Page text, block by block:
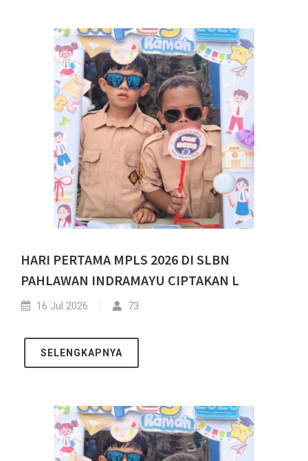
HARI PERTAMA MPLS 2026 DI SLBN
PAHLAWAN INDRAMAYU CIPTAKAN L
16 Jul 2026 73
SELENGKAPNYA